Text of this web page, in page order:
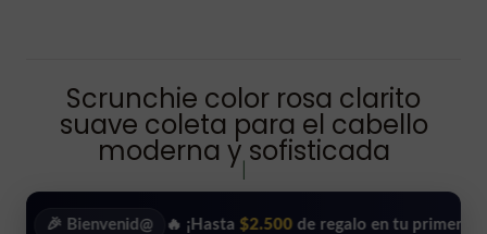
Scrunchie color rosa clarito
suave coleta para el cabello
moderna y sofisticada
Bienvenid@ 🔥 ¡Hasta $2.500 de regalo en tu primera compra!